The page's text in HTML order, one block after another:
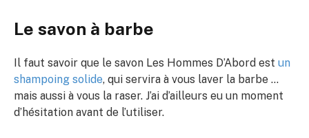
Le savon à barbe
Il faut savoir que le savon Les Hommes D’Abord est un
shampoing solide, qui servira à vous laver la barbe …
mais aussi à vous la raser. J’ai d’ailleurs eu un moment
d’hésitation avant de l’utiliser.